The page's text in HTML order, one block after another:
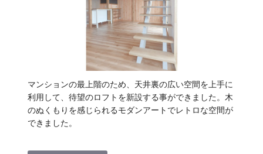
マンションの最上階のため、天井裏の広い空間を上手に
利用して、待望のロフトを新設する事ができました。木
のぬくもりを感じられるモダンアートでレトロな空間が
できました。